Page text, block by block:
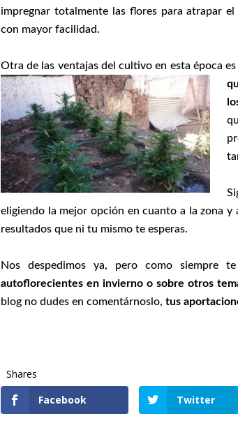
impregnar totalmente las flores para atrapar
con mayor facilidad.
Otra de las ventajas del cultivo en esta época
eligiendo la mejor opción en cuanto a la zona
resultados que ni tu mismo te esperas.
Nos despedimos ya, pero como siempre
autoflorecientes en invierno o sobre otros
blog no dudes en comentárnoslo, tus
Shares
Facebook
Twitter